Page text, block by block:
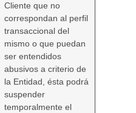
Cliente que no
correspondan al perfil
transaccional del
mismo o que puedan
ser entendidos
abusivos a criterio de
la Entidad, ésta podrá
suspender
temporalmente el